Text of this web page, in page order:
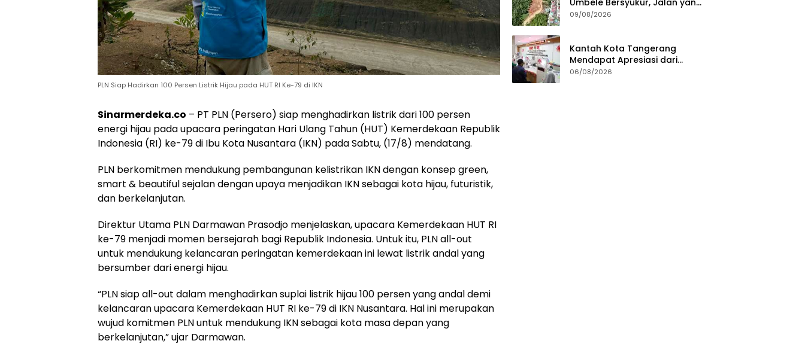
PLN Siap Hadirkan 100 Persen Listrik Hijau pada HUT RI Ke-79 di IKN
Sinarmerdeka.co – PT PLN (Persero) siap menghadirkan listrik dari 100 persen
energi hijau pada upacara peringatan Hari Ulang Tahun (HUT) Kemerdekaan Republik
Indonesia (RI) ke-79 di Ibu Kota Nusantara (IKN) pada Sabtu, (17/8) mendatang.
PLN berkomitmen mendukung pembangunan kelistrikan IKN dengan konsep green,
smart & beautiful sejalan dengan upaya menjadikan IKN sebagai kota hijau, futuristik,
dan berkelanjutan.
Direktur Utama PLN Darmawan Prasodjo menjelaskan, upacara Kemerdekaan HUT RI
ke-79 menjadi momen bersejarah bagi Republik Indonesia. Untuk itu, PLN all-out
untuk mendukung kelancaran peringatan kemerdekaan ini lewat listrik andal yang
bersumber dari energi hijau.
“PLN siap all-out dalam menghadirkan suplai listrik hijau 100 persen yang andal demi
kelancaran upacara Kemerdekaan HUT RI ke-79 di IKN Nusantara. Hal ini merupakan
wujud komitmen PLN untuk mendukung IKN sebagai kota masa depan yang
berkelanjutan,” ujar Darmawan.
Selama Ini Dinantikan Kini
09/08/2026
Kantah Kota Tangerang
Mendapat Apresiasi dari
Masyarakat Pelaksanaan
06/08/2026